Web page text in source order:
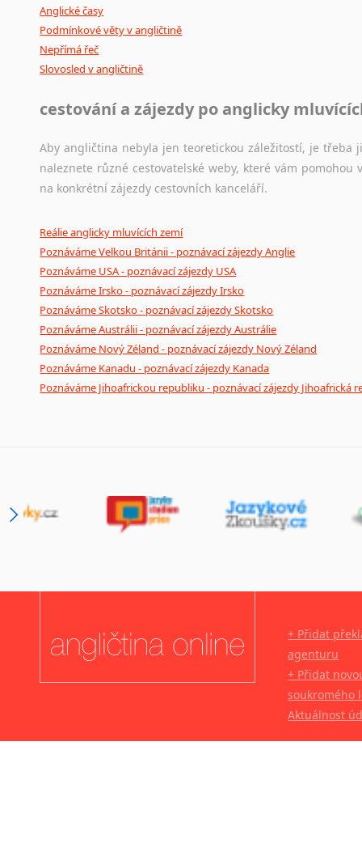
Anglické časy
Podmínkové věty v angličtině
Nepřímá řeč
Slovosled v angličtině
cestování a zájezdy po anglicky
Aby angličtina nebyla jen teoretickou záležitostí, je
naleznete různé cestovatelské weby, které vám
na konkrétní zájezdy cestovních kanceláří.
Reálie anglicky mluvících zemí
Poznáváme Velkou Británii - poznávací zájezdy Anglie
Poznáváme USA - poznávací zájezdy USA
Poznáváme Irsko - poznávací zájezdy Irsko
Poznáváme Skotsko - poznávací zájezdy Skotsko
Poznáváme Austrálii - poznávací zájezdy Austrálie
Poznáváme Nový Zéland - poznávací zájezdy Nový Zéland
Poznáváme Kanadu - poznávací zájezdy Kanada
Poznáváme Jihoafrickou republiku - poznávací zájezdy Jihoafrická
+ Přidat
agenturu
+ Přidat
soukromého
Aktuálnost